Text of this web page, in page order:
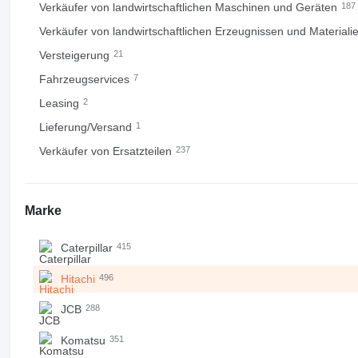
Verkäufer von landwirtschaftlichen Maschinen und Geräten 187
Verkäufer von landwirtschaftlichen Erzeugnissen und
Versteigerung 21
Fahrzeugservices 7
Leasing 2
Lieferung/Versand 1
Verkäufer von Ersatzteilen 237
Marke
Caterpillar 415
Hitachi 496
JCB 288
Komatsu 351